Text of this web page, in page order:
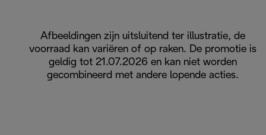
Afbeeldingen zijn uitsluitend ter illustratie, de
voorraad kan variëren of op raken. De promotie is
geldig tot 21.07.2026 en kan niet worden
gecombineerd met andere lopende acties.